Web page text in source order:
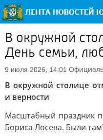
В окружной
День семьи,
9 июля 2026, 14:01
В окружной столице
и верности
Масштабный праздник
Бориса Лосева. Были